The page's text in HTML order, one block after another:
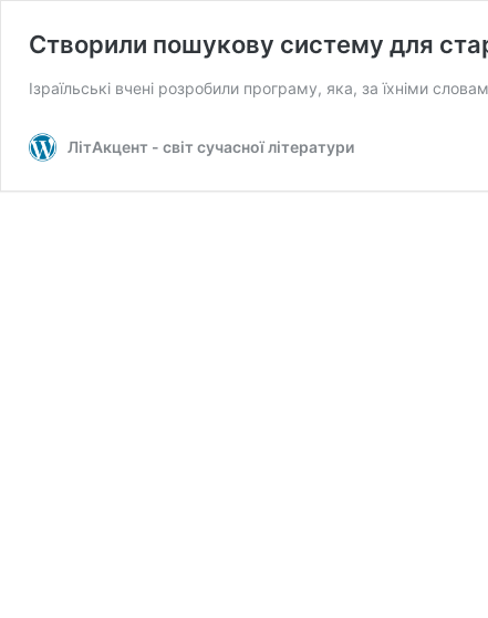
Створили пошукову систему для
Ізраїльські вчені розробили програму, яка, за їхніми
ЛітАкцент - світ сучасної літератури